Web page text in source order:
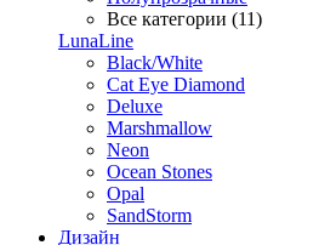
Все категории (11)
LunaLine
Black/White
Cat Eye Diamond
Deluxe
Marshmallow
Neon
Ocean Stones
Opal
SandStorm
Дизайн